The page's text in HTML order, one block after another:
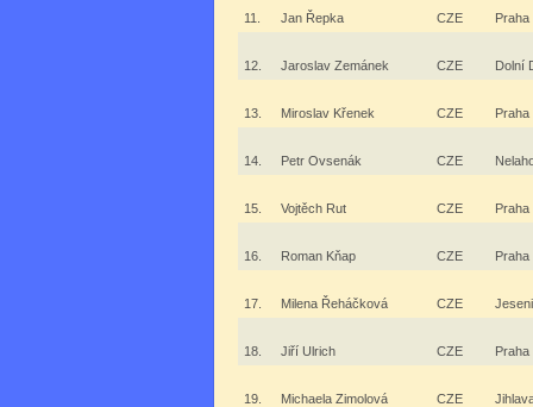
11. Jan Řepka CZE Praha
12. Jaroslav Zemánek CZE Dolní
13. Miroslav Křenek CZE Praha
14. Petr Ovsenák CZE
15. Vojtěch Rut CZE Praha
16. Roman Kňap CZE Praha
17. Milena Řeháčková CZE
18. Jiří Ulrich CZE Praha
19. Michaela Zimolová CZE